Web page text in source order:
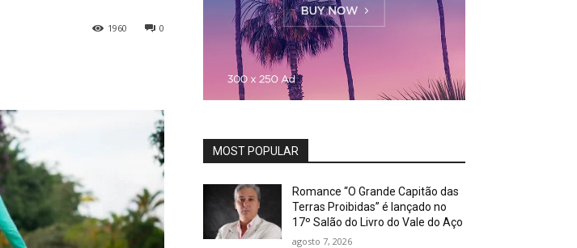
0
1960
MOST POPULAR
Romance “O Grande Capitão das
Terras Proibidas” é lançado no
17º Salão do Livro do Vale do Aço
agosto 7, 2026